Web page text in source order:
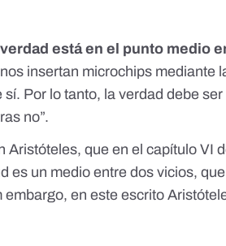
está en el punto medio
insertan microchips mediante
Por lo tanto, la verdad debe ser
no”.
Aristóteles, que en el capítulo VI
es un medio entre dos vicios,
en este escrito